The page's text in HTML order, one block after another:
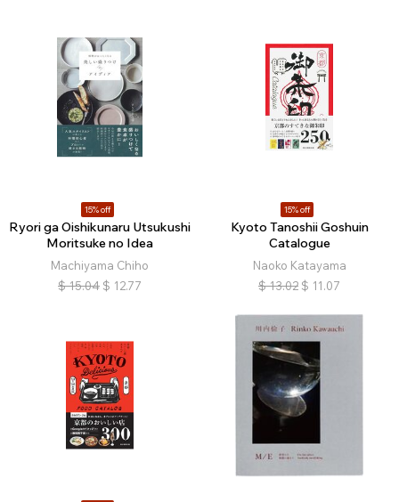
15% off
Ryori ga Oishikunaru Utsukushi
Moritsuke no Idea
Machiyama Chiho
$ 15.04 $ 12.77
15% off
Kyoto Tanoshii Goshuin
Catalogue
Naoko Katayama
$ 13.02 $ 11.07